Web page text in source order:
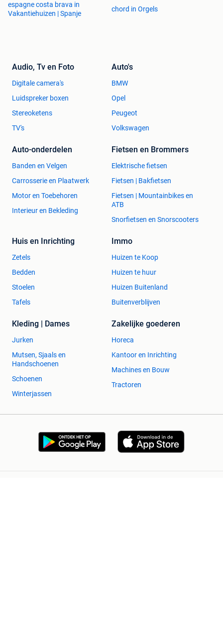
espagne costa brava in
Vakantiehuizen | Spanje
chord in Orgels
Audio, Tv en Foto
Digitale camera's
Luidspreker boxen
Stereoketens
TV's
Auto's
BMW
Opel
Peugeot
Volkswagen
Auto-onderdelen
Banden en Velgen
Carrosserie en Plaatwerk
Motor en Toebehoren
Interieur en Bekleding
Fietsen en Brommers
Elektrische fietsen
Fietsen | Bakfietsen
Fietsen | Mountainbikes en
ATB
Snorfietsen en Snorscooters
Huis en Inrichting
Zetels
Bedden
Stoelen
Tafels
Immo
Huizen te Koop
Huizen te huur
Huizen Buitenland
Buitenverblijven
Kleding | Dames
Jurken
Mutsen, Sjaals en
Handschoenen
Schoenen
Winterjassen
Zakelijke goederen
Horeca
Kantoor en Inrichting
Machines en Bouw
Tractoren